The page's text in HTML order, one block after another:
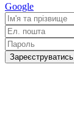
Google
Зареєструватись